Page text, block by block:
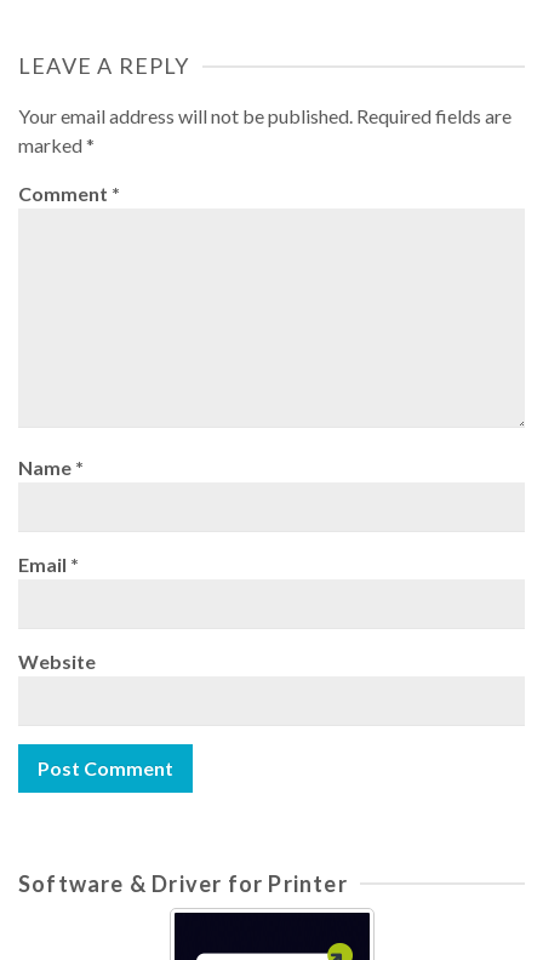
LEAVE A REPLY
Your email address will not be published. Required fields are
marked*
Comment *
Name *
Email *
Website
Software & Driver for Printer